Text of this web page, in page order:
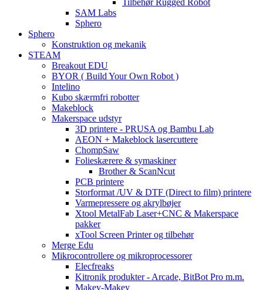
Tilbehør Rugged Robot
SAM Labs
Sphero
Sphero
Konstruktion og mekanik
STEAM
Breakout EDU
BYOR ( Build Your Own Robot )
Intelino
Kubo skærmfri robotter
Makeblock
Makerspace udstyr
3D printere - PRUSA og Bambu Lab
AEON + Makeblock lasercuttere
ChompSaw
Folieskærere & symaskiner
Brother & ScanNcut
PCB printere
Storformat /UV & DTF (Direct to film) printere
Varmepressere og akrylbøjer
Xtool MetalFab Laser+CNC & Makerspace
pakker
xTool Screen Printer og tilbehør
Merge Edu
Mikrocontrollere og mikroprocessorer
Elecfreaks
Kitronik produkter - Arcade, BitBot Pro m.m.
Makey-Makey